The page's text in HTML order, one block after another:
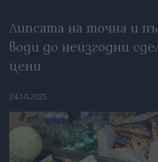
Липсата на точна и
води до неизгодни
цени
24.10.2025